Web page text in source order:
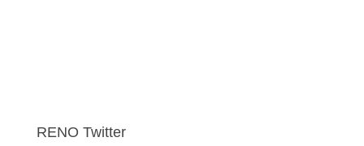
RENO Twitter